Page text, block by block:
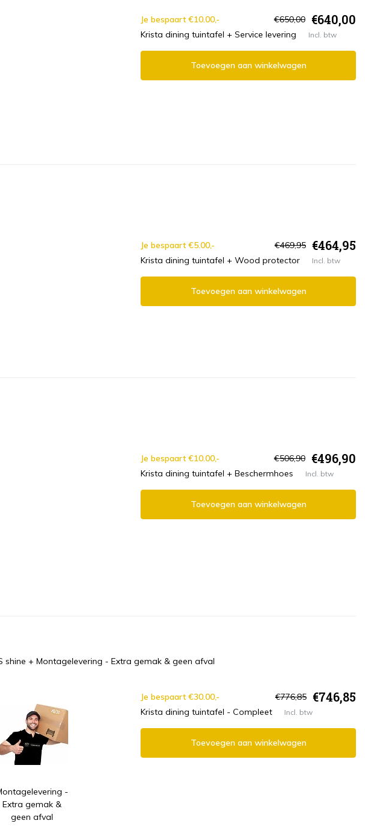
Je bespaart €10.00,- €650,00 €640,00
Krista dining tuintafel + Service levering Incl. btw
Toevoegen aan winkelwagen
Je bespaart €5.00,- €469,95 €464,95
Krista dining tuintafel + Wood protector Incl. btw
Toevoegen aan winkelwagen
Je bespaart €10.00,- €506,90 €496,90
Krista dining tuintafel + Beschermhoes Incl. btw
Toevoegen aan winkelwagen
shine + Montagelevering - Extra gemak & geen afval
-
Extra gemak &
geen afval
Je bespaart €30.00,- €776,85 €746,85
Krista dining tuintafel - Compleet Incl. btw
Toevoegen aan winkelwagen